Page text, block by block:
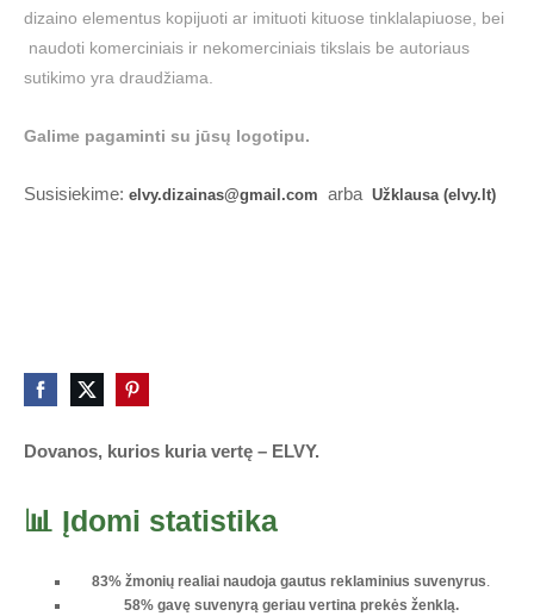
Dovanos, kurios kuria vertę – ELVY.
📊 Įdomi statistika
83% žmonių realiai naudoja gautus reklaminius suvenyrus.
58% gavę suvenyrą geriau vertina prekės ženklą.
dizaino elementus kopijuoti ar imituoti kituose tinklalapiuose, bei
naudoti komerciniais ir nekomerciniais tikslais be autoriaus
sutikimo yra draudžiama.
Galime pagaminti su jūsų logotipu.
Susisiekime: elvy.dizainas@gmail.com arba Užklausa (elvy.lt)